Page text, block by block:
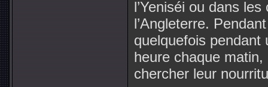
l’Yeniséi ou dans
l’Angleterre.
quelquefois pendant
heure chaque matin,
chercher leur